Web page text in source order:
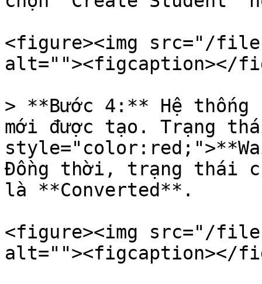
<figure><img src="/files/
alt=""><figcaption></
> **Bước 4:** Hệ
mới được tạo. Trạng
Đồng thời, trạng thái
là **Converted**.
<figure><img src="/files/
alt=""><figcaption></